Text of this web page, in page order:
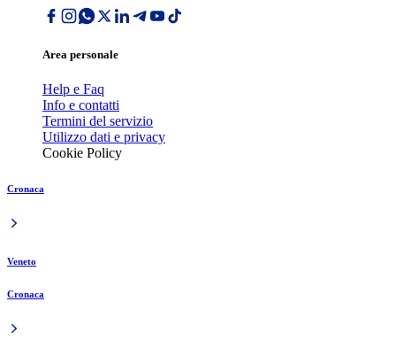
Area personale
Help e Faq
Info e contatti
Termini del servizio
Utilizzo dati e privacy
Cookie Policy
Cronaca
Veneto
Cronaca